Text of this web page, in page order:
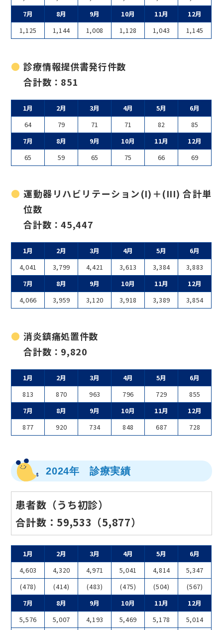
7月
8月 9月 10月 11月
12月
1,125
1,144 1,008 1,128 1,043 1,145
診療情報提供書発行件数
合計数：851
1月 2月 3月 4月 5月
6月
64
79 71 71 82
85
7月
8月 9月 10月 11月
12月
65
59 65 75 66 69
運動器リハビリテーション(I)＋(III) 合計単
位数
合計数：45,447
1月 2月 3月 4月 5月
6月
4,041
3,799 4,421 3,613 3,384
3,883
7月
8月 9月 10月 11月
12月
4,066
3,959 3,120 3,918 3,389 3,854
消炎鎮痛処置件数
合計数：9,820
1月 2月 3月 4月 5月
6月
813
870 963 796 729
855
7月
8月 9月 10月 11月
12月
877
920 734 848 687 728
2024年 診療実績
患者数（うち初診）
合計数：59,533（5,877）
1月 2月 3月 4月 5月
6月
4,603
4,320 4,971 5,041 4,814
5,347
(478)
(414) (483) (475) (504)
(567)
7月
8月 9月 10月 11月
12月
5,576
5,007 4,193 5,469 5,178
5,014